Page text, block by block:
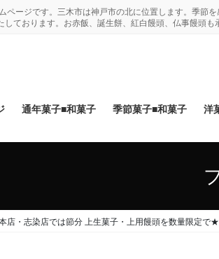
ページです。三木市は神戸市の北に位置します。季節
ております。お赤飯、誕生餅、紅白饅頭、仏事饅頭も
通年菓子■和菓子 季節菓子■和菓子 洋
店・志染店では節分 上生菓子・上用饅頭を数量限定で